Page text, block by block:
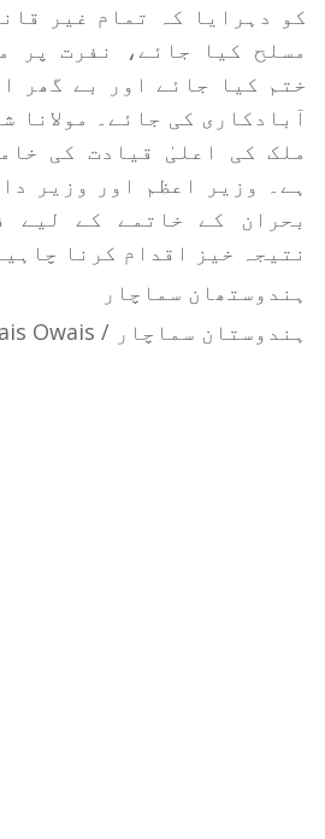
کو دہرایا کہ تمام غیر
مسلح کیا جائے، نفرت پر
ختم کیا جائے اور بے گھر
آبادکاری کی جائے۔ مولانا
ملک کی اعلیٰ قیادت کی
ہے۔ وزیر اعظم اور وزیر
بحران کے خاتمے کے لیے
نتیجہ خیز اقدام کرنا
ہندوستھان سماچار
ہندوستان سماچار / Md Owais Owais